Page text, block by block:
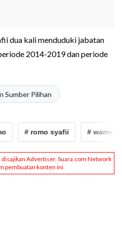
dua kali menduduki jabatan
2014-2019 dan periode
Sumber Pilihan
# romo syafii # wamenag